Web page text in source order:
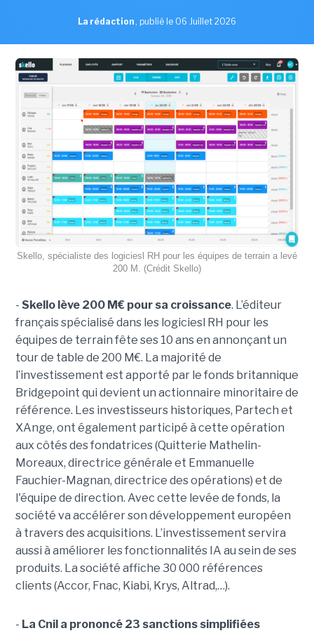
La rédaction , publié le 06 Juillet 2026
Skello, spécialiste des logiciesl RH pour les équipes de terrain a levé
200 M. (Crédit Skello)
- Skello lève 200 M€ pour sa croissance. L’éditeur
français spécialisé dans les logiciesl RH pour les
équipes de terrain fête ses 10 ans en annonçant un
tour de table de 200 M€. La majorité de
l’investissement est apporté par le fonds britannique
Bridgepoint qui devient un actionnaire minoritaire de
référence. Les investisseurs historiques, Partech et
XAnge, ont également participé à cette opération
aux côtés des fondatrices (Quitterie Mathelin-
Moreaux, directrice générale et Emmanuelle
Fauchier-Magnan, directrice des opérations) et de
l'équipe de direction. Avec cette levée de fonds, la
société va accélérer son développement européen
à travers des acquisitions. L’investissement servira
aussi à améliorer les fonctionnalités IA au sein de ses
produits. La société affiche 30 000 références
clients (Accor, Fnac, Kiabi, Krys, Altrad,…).
- La Cnil a prononcé 23 sanctions simplifiées